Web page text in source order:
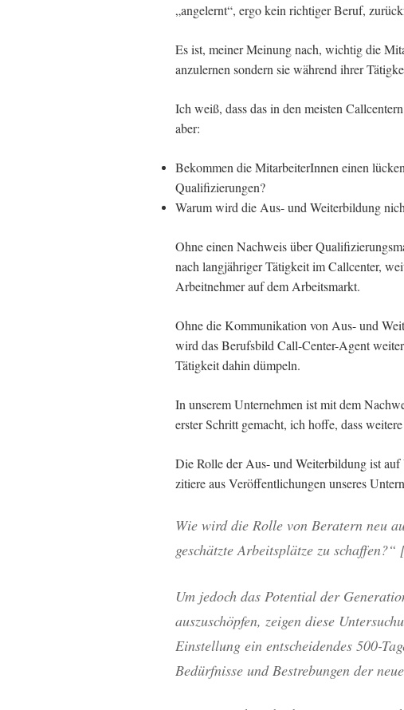
„angelernt“, ergo kein richtiger Beruf,
Es ist, meiner Meinung nach, wichtig die
anzulernen sondern sie während ihrer
Ich weiß, dass das in den meisten
aber:
Bekommen die MitarbeiterInnen einen
Qualifizierungen?
Warum wird die Aus- und Weiterbildung
Ohne einen Nachweis über
nach langjähriger Tätigkeit im Callcenter,
Arbeitnehmer auf dem Arbeitsmarkt.
Ohne die Kommunikation von Aus- und
wird das Berufsbild Call-Center-Agent
Tätigkeit dahin dümpeln.
In unserem Unternehmen ist mit dem
erster Schritt gemacht, ich hoffe, dass
Die Rolle der Aus- und Weiterbildung ist auf
zitiere aus Veröffentlichungen unseres
Wie wird die Rolle von Beratern neu
geschätzte Arbeitsplätze zu schaffen?“
Um jedoch das Potential der
auszuschöpfen, zeigen diese
Einstellung ein entscheidendes 500-
Bedürfnisse und Bestrebungen der